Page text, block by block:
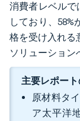
消費者レベルで
しており、
格を受け入れる
ソリューション
主要レポー
原材料タ
ア太平洋